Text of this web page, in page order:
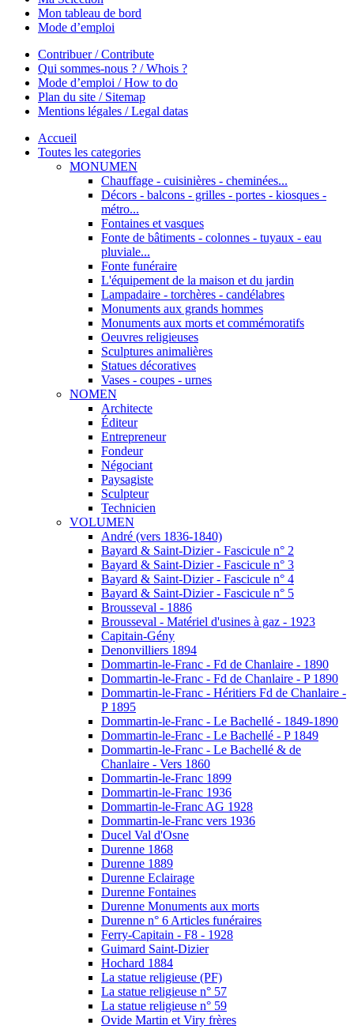
Mon tableau de bord
Mode d’emploi
Contribuer / Contribute
Qui sommes-nous ? / Whois ?
Mode d’emploi / How to do
Plan du site / Sitemap
Mentions légales / Legal datas
Accueil
Toutes les categories
MONUMEN
Chauffage - cuisinières - cheminées...
Décors - balcons - grilles - portes - kiosques -
métro...
Fontaines et vasques
Fonte de bâtiments - colonnes - tuyaux - eau
pluviale...
Fonte funéraire
L'équipement de la maison et du jardin
Lampadaire - torchères - candélabres
Monuments aux grands hommes
Monuments aux morts et commémoratifs
Oeuvres religieuses
Sculptures animalières
Statues décoratives
Vases - coupes - urnes
NOMEN
Architecte
Éditeur
Entrepreneur
Fondeur
Négociant
Paysagiste
Sculpteur
Technicien
VOLUMEN
André (vers 1836-1840)
Bayard & Saint-Dizier - Fascicule n° 2
Bayard & Saint-Dizier - Fascicule n° 3
Bayard & Saint-Dizier - Fascicule n° 4
Bayard & Saint-Dizier - Fascicule n° 5
Brousseval - 1886
Brousseval - Matériel d'usines à gaz - 1923
Capitain-Gény
Denonvilliers 1894
Dommartin-le-Franc - Fd de Chanlaire - 1890
Dommartin-le-Franc - Fd de Chanlaire - P 1890
Dommartin-le-Franc - Héritiers Fd de Chanlaire -
P 1895
Dommartin-le-Franc - Le Bachellé - 1849-1890
Dommartin-le-Franc - Le Bachellé - P 1849
Dommartin-le-Franc - Le Bachellé & de
Chanlaire - Vers 1860
Dommartin-le-Franc 1899
Dommartin-le-Franc 1936
Dommartin-le-Franc AG 1928
Dommartin-le-Franc vers 1936
Ducel Val d'Osne
Durenne 1868
Durenne 1889
Durenne Eclairage
Durenne Fontaines
Durenne Monuments aux morts
Durenne n° 6 Articles funéraires
Ferry-Capitain - F8 - 1928
Guimard Saint-Dizier
Hochard 1884
La statue religieuse (PF)
La statue religieuse n° 57
La statue religieuse n° 59
Ovide Martin et Viry frères